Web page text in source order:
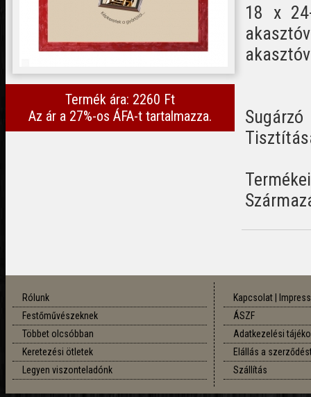
18 x
Termék ára: 2260 Ft
Az ár a 27%-os ÁFA-t tartalmazza.
Rólunk
Festőművészeknek
Többet olcsóbban
Keretezési ötletek
Legyen viszonteladónk
Kapcsolat |
ÁSZF
Adatkezelési
Elállás a
Szállítás